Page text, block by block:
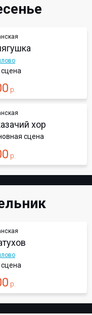
р.
хор
сцена
р.
р.